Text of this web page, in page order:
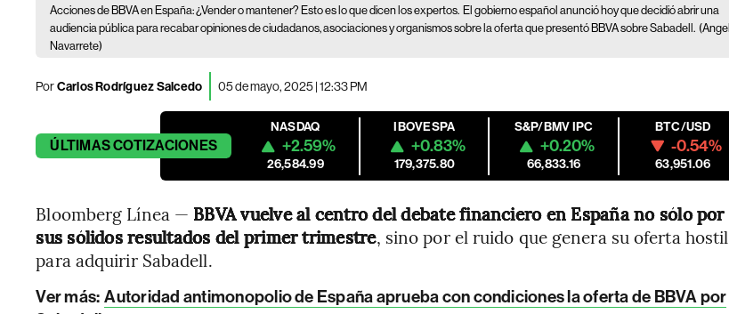
Acciones de BBVA en España: ¿Vender o mantener? Esto es lo que dicen los expertos. El gobierno español anunció hoy que decidió abrir una
audiencia pública para recabar opiniones de ciudadanos, asociaciones y organismos sobre la oferta que presentó BBVA sobre Sabadell. (Angel
Navarrete)
PorCarlos Rodríguez Salcedo 05 de mayo, 2025 | 12:33 PM
ÚLTIMASCOTIZACIONES
NASDAQ
+2.59%
26,584.99
IBOVESPA
+0.83%
179,375.80
S&P/BMV IPC
+0.20%
66,833.16
BTC/USD
-0.54%
63,951.06
Bloomberg Línea — BBVA vuelve al centro del debate financiero en España no sólo por
sus sólidos resultados del primer trimestre, sino por el ruido que genera su oferta hostil
para adquirir Sabadell.
Ver más: Autoridad antimonopolio de España aprueba con condiciones la oferta de BBVA por